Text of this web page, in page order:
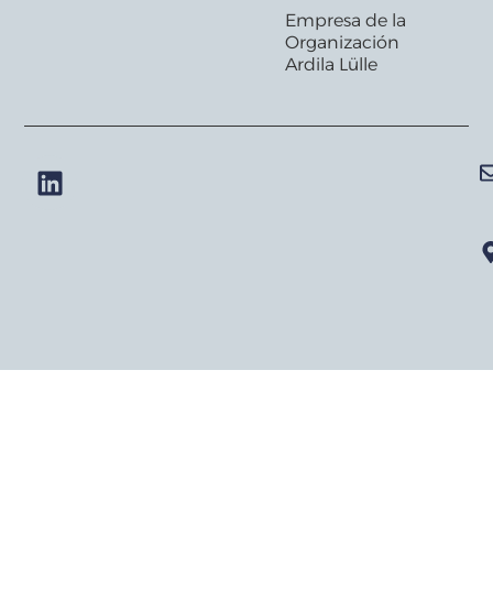
Empresa de la
Organización
Ardila Lülle